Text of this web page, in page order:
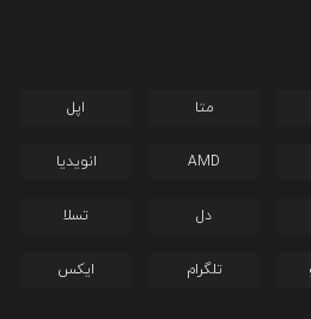
متا اپل
AMD انویدیا
دل تسلا
تلگرام ایکس